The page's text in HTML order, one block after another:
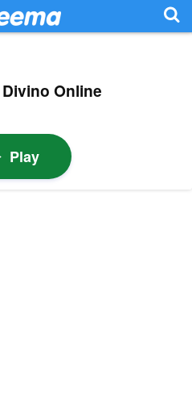
Online
Play